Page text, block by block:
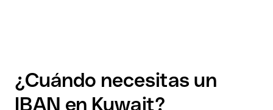
¿Cuándo necesitas un
IBAN en Kuwait?